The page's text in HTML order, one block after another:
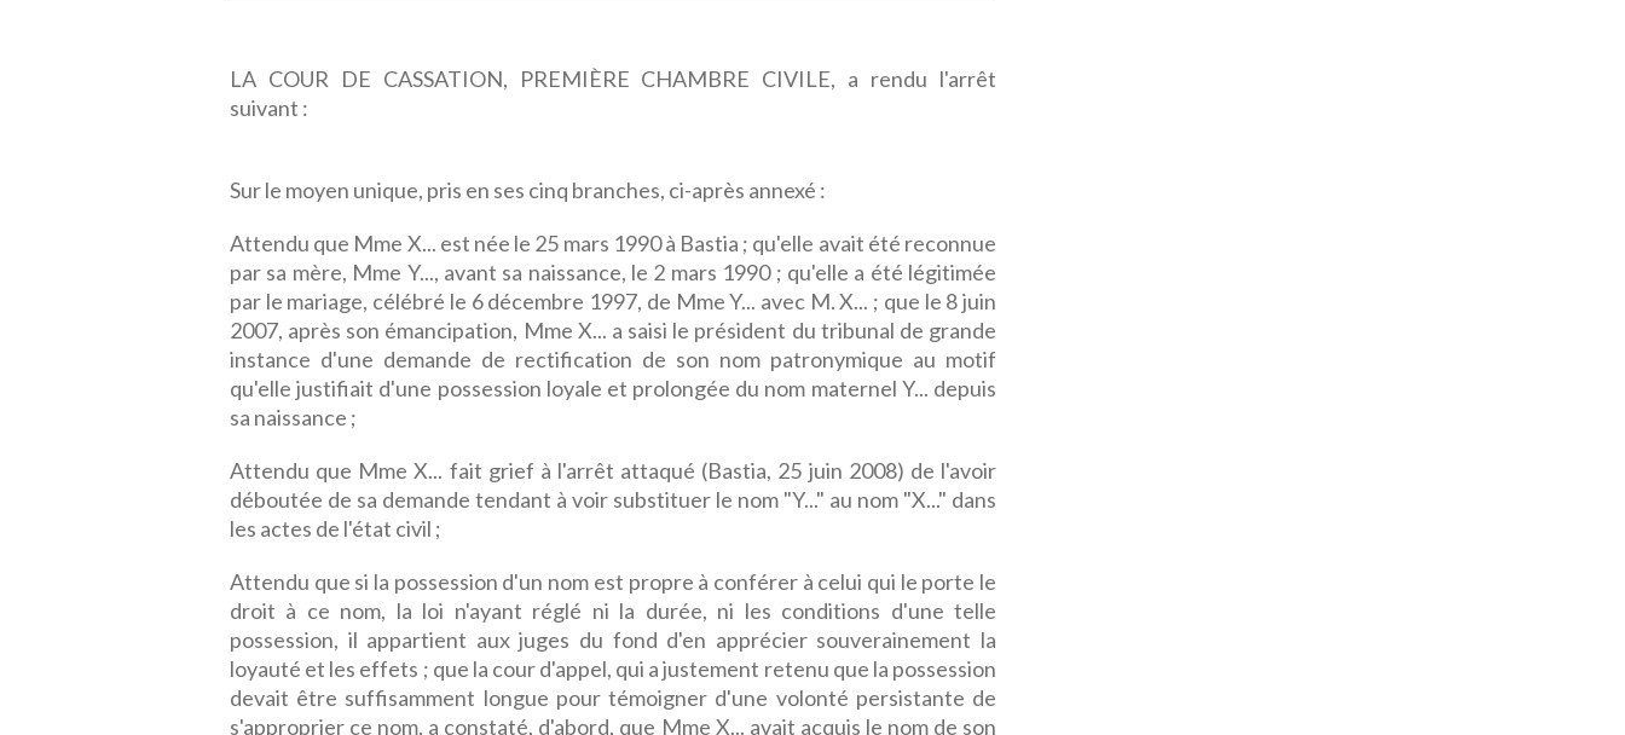
LA COUR DE CASSATION, PREMIÈRE CHAMBRE CIVILE, a rendu l'arrêt
suivant :
Sur le moyen unique, pris en ses cinq branches, ci-après annexé :
Attendu que Mme X... est née le 25 mars 1990 à Bastia ; qu'elle avait été reconnue
par sa mère, Mme Y..., avant sa naissance, le 2 mars 1990 ; qu'elle a été légitimée
par le mariage, célébré le 6 décembre 1997, de Mme Y... avec M. X... ; que le 8 juin
2007, après son émancipation, Mme X... a saisi le président du tribunal de grande
instance d'une demande de rectification de son nom patronymique au motif
qu'elle justifiait d'une possession loyale et prolongée du nom maternel Y... depuis
sa naissance ;
Attendu que Mme X... fait grief à l'arrêt attaqué (Bastia, 25 juin 2008) de l'avoir
déboutée de sa demande tendant à voir substituer le nom "Y..." au nom "X..." dans
les actes de l'état civil ;
Attendu que si la possession d'un nom est propre à conférer à celui qui le porte le
droit à ce nom, la loi n'ayant réglé ni la durée, ni les conditions d'une telle
possession, il appartient aux juges du fond d'en apprécier souverainement la
loyauté et les effets ; que la cour d'appel, qui a justement retenu que la possession
devait être suffisamment longue pour témoigner d'une volonté persistante de
s'approprier ce nom, a constaté, d'abord, que Mme X... avait acquis le nom de son